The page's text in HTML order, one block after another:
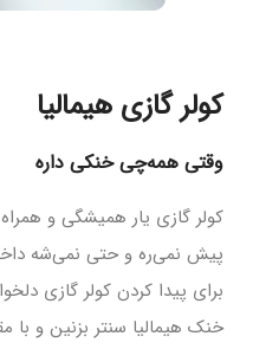
کولر گازی هیمالیا
وقتی همه‌چی خنکی داره
کولر گازی یار همیشگی و همراه
پیش نمی‌ره و حتی نمی‌شه
برای پیدا کردن کولر گازی
خنک هیمالیا سنتر بزنین و با